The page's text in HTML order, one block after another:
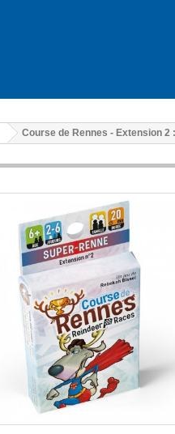
Course de Rennes - Extension 2